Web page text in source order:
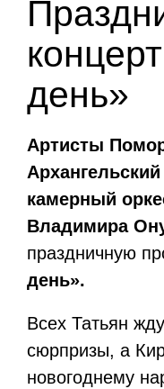
день»
Артисты
камерный
Владимира
праздничную
день».
Всех Татьян
сюрпризы, а
новогоднему